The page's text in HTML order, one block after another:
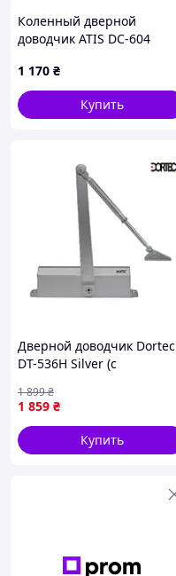
Коленный дверной
доводчик ATIS DC-604
1 170 ₴
Купить
Дверной доводчик Dortec
DT-536H Silver (с
положении, 65-150 кг,
248x45x72 )
1 859 ₴
1 899₴
Купить